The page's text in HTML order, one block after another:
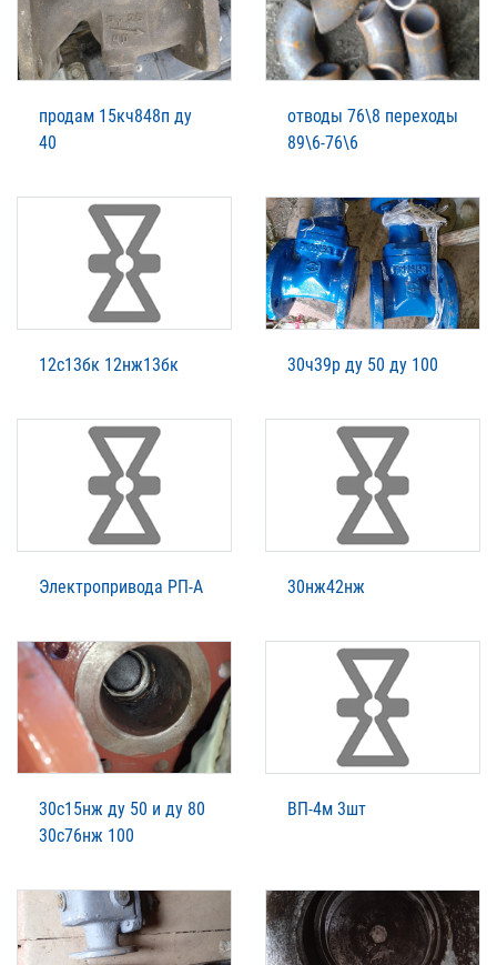
продам 15кч848п ду
40
отводы 76\8 переходы
89\6-76\6
12с13бк 12нж13бк 30ч39р ду 50 ду 100
Электропривода РП-А 30нж42нж
30с15нж ду 50 и ду 80
30с76нж 100
ВП-4м 3шт